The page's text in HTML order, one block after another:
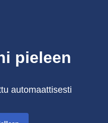
pieleen
automaattisesti